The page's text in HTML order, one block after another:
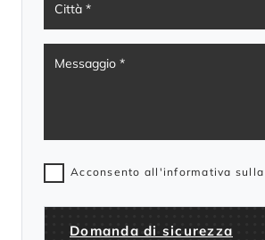
Acconsento all'informativa sulla
Domanda di sicurezza